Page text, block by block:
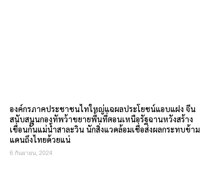
องค์กรภาคประชาชนไทใหญ่แฉผลประโยชน์แอบแฝง จีน
สนับสนุนกองทัพว้าขยายพื้นที่ตอนเหนือรัฐฉานหวังสร้าง
เขื่อนกั้นแม่น้ำสาละวิน นักสิ่งแวดล้อมเชื่อส่งผลกระทบข้าม
แดนถึงไทยด้วยแน่
6 กันยายน, 2024